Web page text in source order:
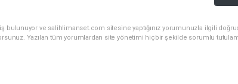
bulunuyor ve salihlimanset.com sitesine yaptığınız yorumunuzla ilgili
Yazılan tüm yorumlardan site yönetimi hiçbir şekilde sorumlu